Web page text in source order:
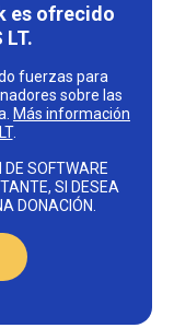
es ofrecido
LT.
fuerzas para
sobre las
Más información
.
DE SOFTWARE
SI DESEA
DONACIÓN.